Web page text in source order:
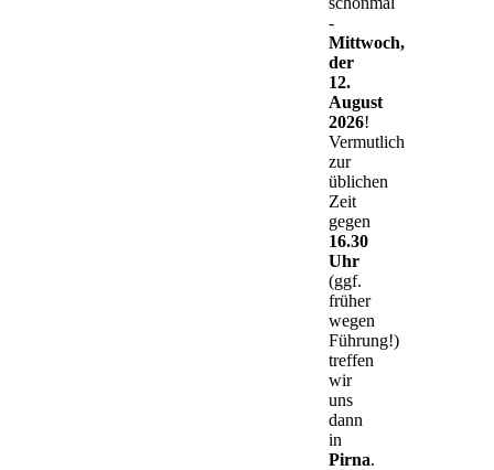
-
Mittwoch,
der
12.
August
2026!
Vermutlich
zur
üblichen
Zeit
gegen
16.30
Uhr
(ggf.
früher
wegen
Führung!)
treffen
wir
uns
dann
in
Pirna.